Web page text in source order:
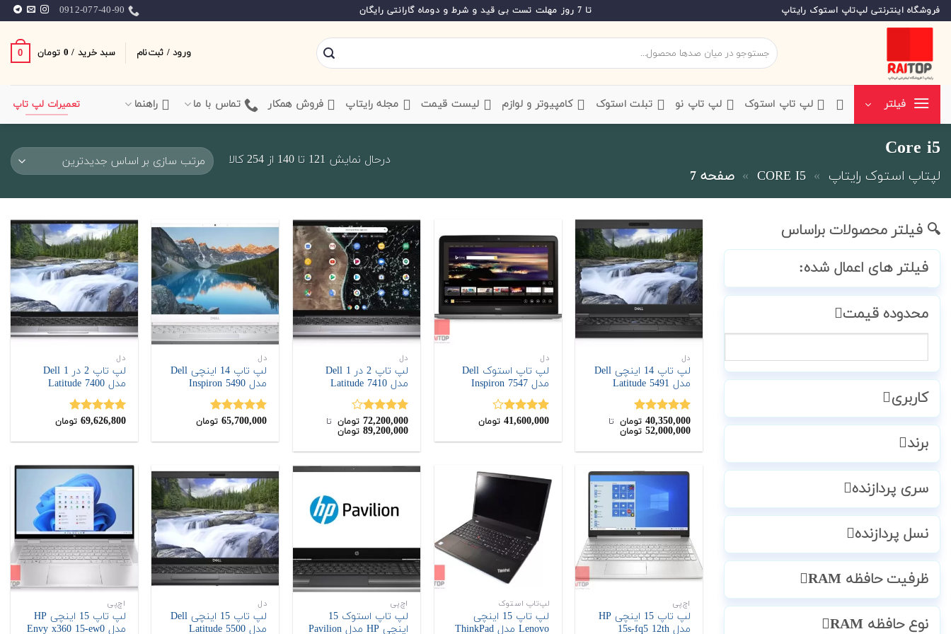
Skip
to
فروشگاه اینترنتی لپ‌تاپ استوک رایتاپ تا 7 روز مهلت تست بی قید و شرط و دوماه گارانتی رایگان 0912-077-40-90
جستجو
برای:
ورود / ثبت‌نام سبد خرید / 0 تومان 0
فیلتر ‌لپ تاپ استوک ‌لپ تاپ نو ‌ تبلت استوک ‌ کامپیوتر و لوازم ‌ لیست قیمت ‌ مجله رایتاپ فروش همکار تماس با ما راهنما تعمیرات لپ تاپ
Core i5
لپتاپ استوک رایتاپ »
CORE I5
» صفحه 7
درحال نمایش 121 تا 140 از 254 کالا
Sorted
latest
🔍 فیلتر محصولات براساس
فیلتر های اعمال شده:
محدوده قیمت
کاربری
برند
سری پردازنده
نسل پردازنده
ظرفیت حافظه RAM
نوع حافظه RAM
دل
لپ تاپ 14 اینچی Dell
مدل Latitude 5491
نمره5.00
از 5
40,350,000 تومان ‌ تا ‌
52,000,000 تومان
دل
لپ تاپ استوک Dell
مدل Inspiron 7547
نمره
41,600,000 تومان
دل
لپ تاپ 2 در 1 Dell
مدل Latitude 7410
نمره
4.00از 5
72,200,000 تومان ‌ تا ‌
89,200,000 تومان
دل
لپ تاپ 14 اینچی Dell
مدل Inspiron 5490
نمره5.00
65,700,000 تومان
دل
لپ تاپ 2 در 1 Dell
مدل Latitude 7400
نمره5.00
69,626,800 تومان
اچ‌پی
لپ تاپ 15 اینچی HP
مدل 15s-fq5 12th
لپ‌تاپ استوک
لپ تاپ 15 اینچی
Lenovo مدل ThinkPad
اچ‌پی
لپ تاپ استوک 15
اینچی HP مدل Pavilion
دل
لپ تاپ 15 اینچی Dell
مدل Latitude 5500
اچ‌پی
لپ تاپ 15 اینچی HP
مدل Envy x360 15-ew0